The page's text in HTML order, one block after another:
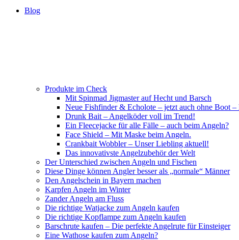
Blog
Produkte im Check
Mit Spinmad Jigmaster auf Hecht und Barsch
Neue Fishfinder & Echolote – jetzt auch ohne Boot
Drunk Bait – Angelköder voll im Trend!
Ein Fleecejacke für alle Fälle – auch beim Angeln?
Face Shield – Mit Maske beim Angeln.
Crankbait Wobbler – Unser Liebling aktuell!
Das innovativste Angelzubehör der Welt
Der Unterschied zwischen Angeln und Fischen
Diese Dinge können Angler besser als „normale“ Männer
Den Angelschein in Bayern machen
Karpfen Angeln im Winter
Zander Angeln am Fluss
Die richtige Watjacke zum Angeln kaufen
Die richtige Kopflampe zum Angeln kaufen
Barschrute kaufen – Die perfekte Angelrute für Einsteiger
Eine Wathose kaufen zum Angeln?